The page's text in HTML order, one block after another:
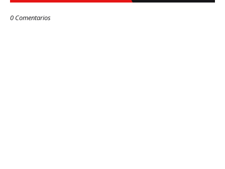
0 Comentarios